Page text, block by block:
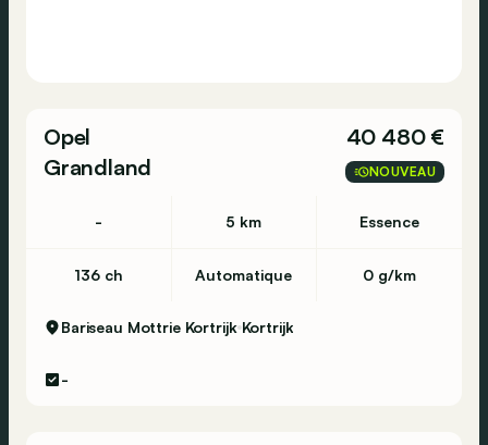
Opel
Grandland
40 480 €
NOUVEAU
- 5 km Essence
136 ch Automatique 0 g/km
Bariseau Mottrie Kortrijk Kortrijk
-